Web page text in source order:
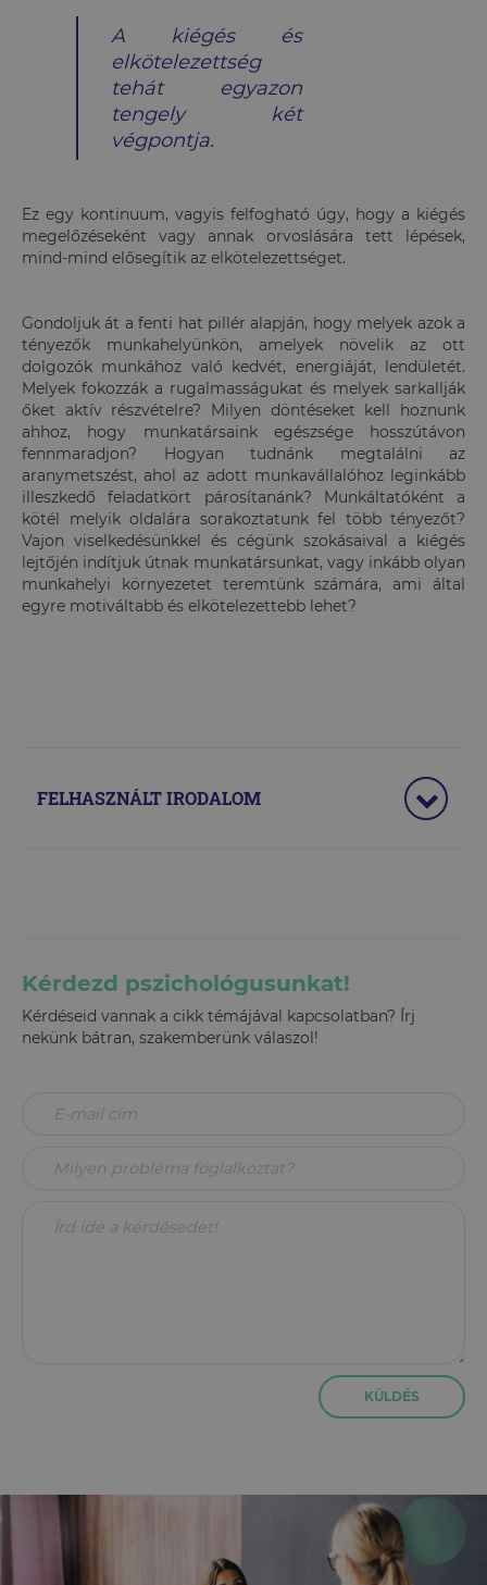
A kiégés és
elkötelezettség
tehát egyazon
tengely két
végpontja.
Ez egy kontinuum, vagyis felfogható úgy, hogy a kiégés
megelőzéseként vagy annak orvoslására tett lépések,
mind-mind elősegítik az elkötelezettséget.
Gondoljuk át a fenti hat pillér alapján, hogy melyek azok a
tényezők munkahelyünkön, amelyek növelik az ott
dolgozók munkához való kedvét, energiáját, lendületét.
Melyek fokozzák a rugalmasságukat és melyek sarkallják
őket aktív részvételre? Milyen döntéseket kell hoznunk
ahhoz, hogy munkatársaink egészsége hosszútávon
fennmaradjon? Hogyan tudnánk megtalálni az
aranymetszést, ahol az adott munkavállalóhoz leginkább
illeszkedő feladatkört párosítanánk? Munkáltatóként a
kötél melyik oldalára sorakoztatunk fel több tényezőt?
Vajon viselkedésünkkel és cégünk szokásaival a kiégés
lejtőjén indítjuk útnak munkatársunkat, vagy inkább olyan
munkahelyi környezetet teremtünk számára, ami által
egyre motiváltabb és elkötelezettebb lehet?
FELHASZNÁLT IRODALOM
Kérdezd pszichológusunkat!
Kérdéseid vannak a cikk témájával kapcsolatban? Írj
nekünk bátran, szakemberünk válaszol!
KÜLDÉS